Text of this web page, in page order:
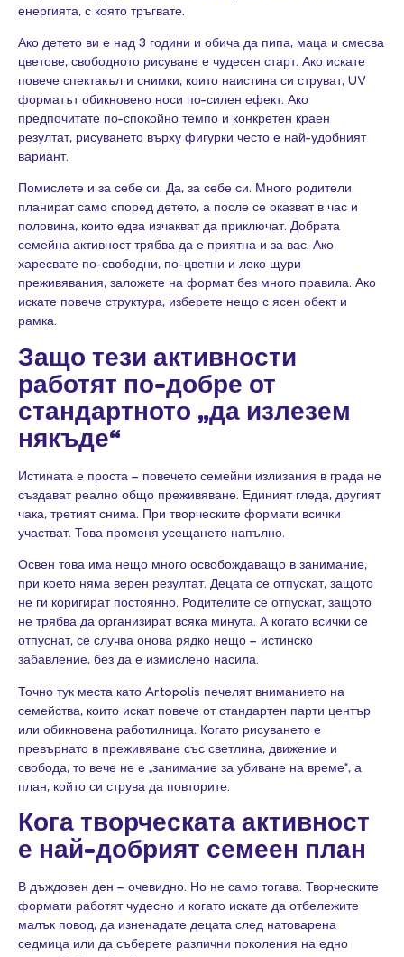
енергията, с която тръгвате.
Ако детето ви е над 3 години и обича да пипа, маца и смесва
цветове, свободното рисуване е чудесен старт. Ако искате
повече спектакъл и снимки, които наистина си струват, UV
форматът обикновено носи по-силен ефект. Ако
предпочитате по-спокойно темпо и конкретен краен
резултат, рисуването върху фигурки често е най-удобният
вариант.
Помислете и за себе си. Да, за себе си. Много родители
планират само според детето, а после се оказват в час и
половина, които едва изчакват да приключат. Добрата
семейна активност трябва да е приятна и за вас. Ако
харесвате по-свободни, по-цветни и леко щури
преживявания, заложете на формат без много правила. Ако
искате повече структура, изберете нещо с ясен обект и
рамка.
Защо тези активности
работят по-добре от
стандартното „да излезем
някъде“
Истината е проста – повечето семейни излизания в града не
създават реално общо преживяване. Единият гледа, другият
чака, третият снима. При творческите формати всички
участват. Това променя усещането напълно.
Освен това има нещо много освобождаващо в занимание,
при което няма верен резултат. Децата се отпускат, защото
не ги коригират постоянно. Родителите се отпускат, защото
не трябва да организират всяка минута. А когато всички се
отпуснат, се случва онова рядко нещо – истинско
забавление, без да е измислено насила.
Точно тук места като Artopolis печелят вниманието на
семейства, които искат повече от стандартен парти център
или обикновена работилница. Когато рисуването е
превърнато в преживяване със светлина, движение и
свобода, то вече не е „занимание за убиване на време“, а
план, който си струва да повторите.
Кога творческата активност
е най-добрият семеен план
В дъждовен ден – очевидно. Но не само тогава. Творческите
формати работят чудесно и когато искате да отбележите
малък повод, да изненадате децата след натоварена
седмица или да съберете различни поколения на едно